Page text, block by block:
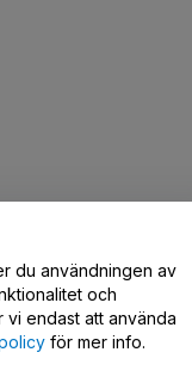
du användningen av
och
vi endast att använda
för mer info.